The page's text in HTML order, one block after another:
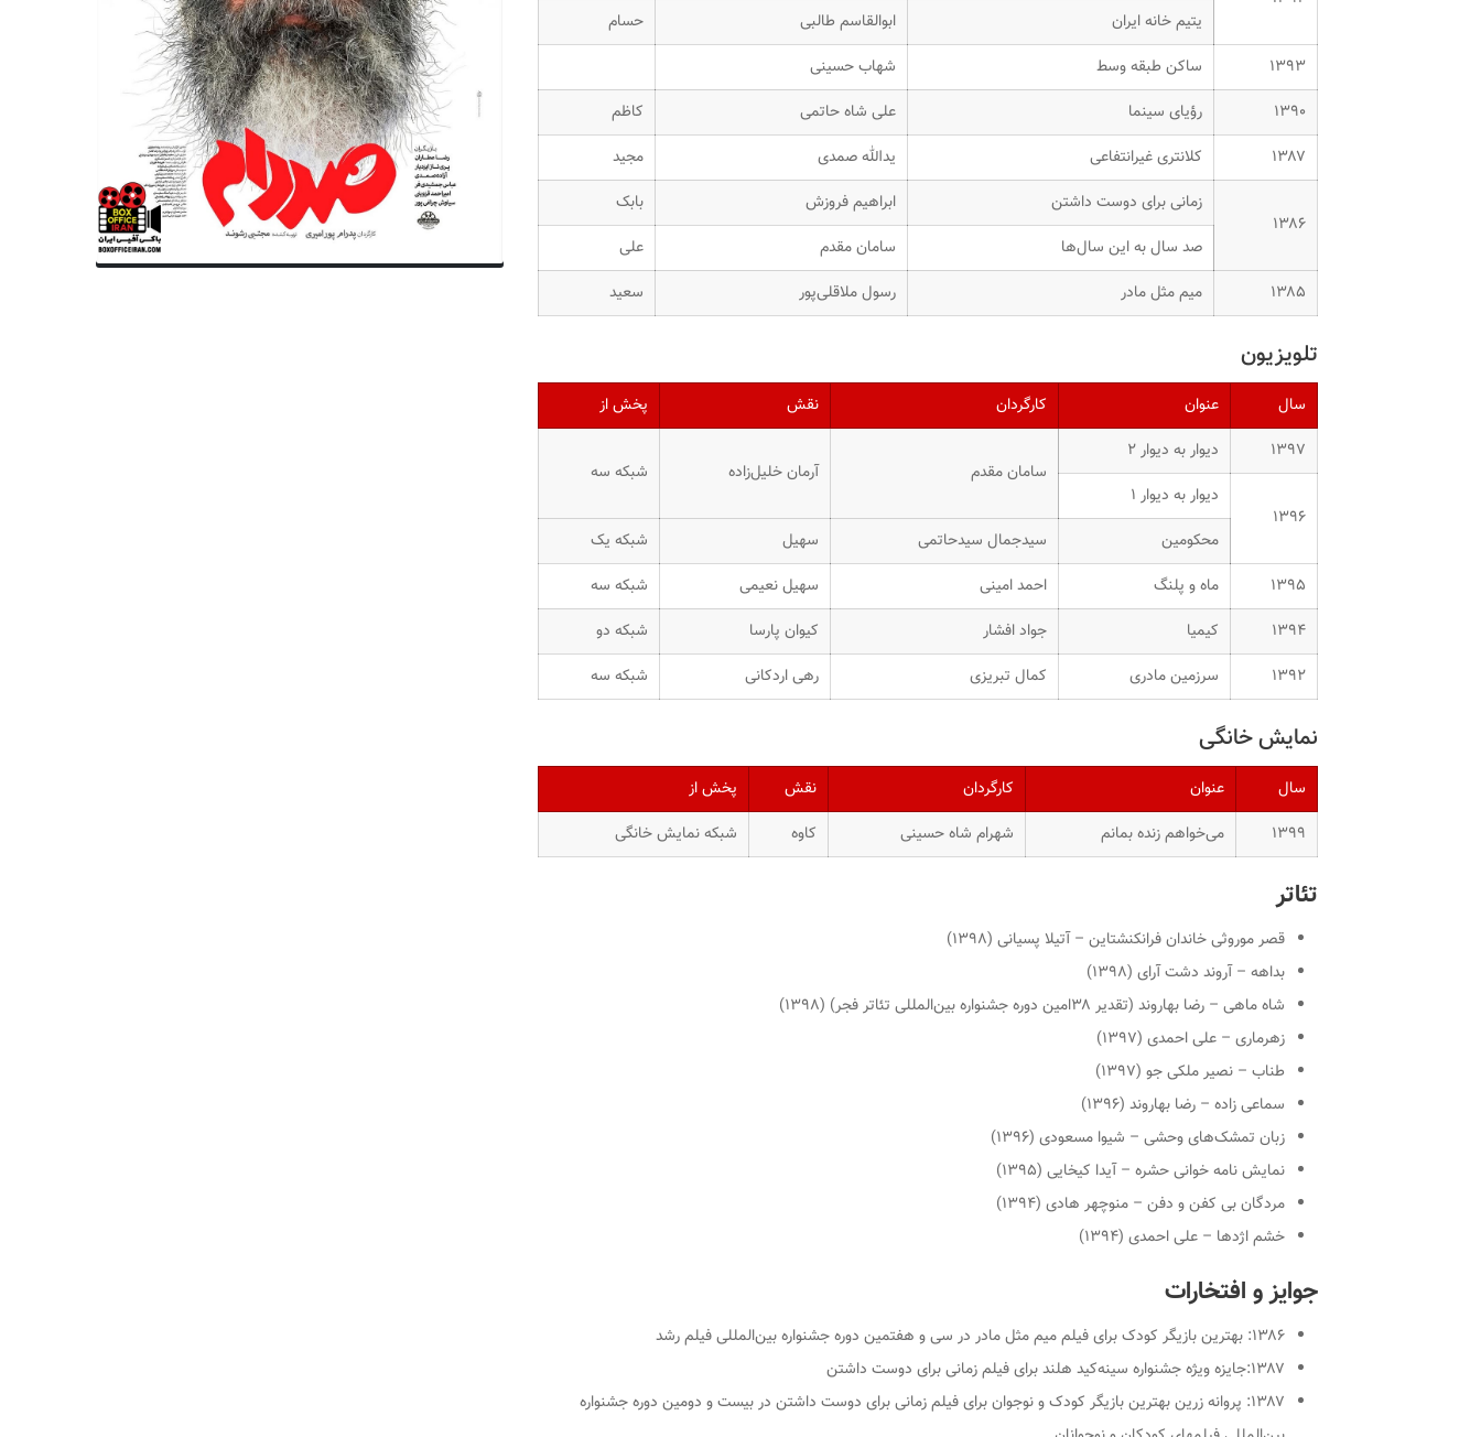
یتیم خانه ایران
ابوالقاسم طالبی
حسام
۱۳۹۳
ساکن طبقه وسط
شهاب حسینی
۱۳۹۰
رؤیای سینما علی شاه حاتمی
کاظم
۱۳۸۷
کلانتری غیرانتفاعی یدالله صمدی مجید
۱۳۸۶
زمانی برای دوست داشتن ابراهیم فروزش
بابک
صد سال به این سال‌ها
سامان مقدم
علی
۱۳۸۵
میم مثل مادر رسول ملاقلی‌پور سعید
تلویزیون
سال عنوان کارگردان نقش
پخش از
۱۳۹۷
دیوار به دیوار ۲
سامان مقدم
آرمان خلیل‌زاده
شبکه سه
۱۳۹۶
دیوار به دیوار ۱
محکومین
سیدجمال سیدحاتمی سهیل
شبکه یک
۱۳۹۵
ماه و پلنگ احمد امینی سهیل نعیمی
شبکه سه
۱۳۹۴
کیمیا جواد افشار کیوان پارسا
شبکه دو
۱۳۹۲
سرزمین مادری کمال تبریزی رهی اردکانی شبکه سه
نمایش خانگی
سال عنوان کارگردان نقش
پخش از
۱۳۹۹
می‌خواهم زنده بمانم شهرام شاه حسینی کاوه شبکه نمایش خانگی
تئاتر
قصر موروثی خاندان فرانکنشتاین – آتیلا پسیانی (۱۳۹۸)
بداهه – آروند دشت آرای (۱۳۹۸)
شاه ماهی – رضا بهاروند (تقدیر ۳۸امین دوره جشنواره بین‌المللی تئاتر فجر) (۱۳۹۸)
زهرماری – علی احمدی (۱۳۹۷)
طناب – نصیر ملکی جو (۱۳۹۷)
سماعی زاده – رضا بهاروند (۱۳۹۶)
زبان تمشک‌های وحشی – شیوا مسعودی (۱۳۹۶)
نمایش نامه خوانی حشره – آیدا کیخایی (۱۳۹۵)
مردگان بی کفن و دفن – منوچهر هادی (۱۳۹۴)
خشم اژدها – علی احمدی (۱۳۹۴)
جوایز و افتخارات
۱۳۸۶: بهترین بازیگر کودک برای فیلم میم مثل مادر در سی و هفتمین دوره جشنواره بین‌المللی فیلم رشد
۱۳۸۷:جایزه ویژه جشنواره سینه‌کید هلند برای فیلم زمانی برای دوست داشتن
۱۳۸۷: پروانه زرین بهترین بازیگر کودک و نوجوان برای فیلم زمانی برای دوست داشتن در بیست و دومین دوره جشنواره